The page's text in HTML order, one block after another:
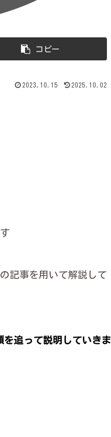
コピー
2023.10.15 2025.10.02
記事を用いて解説して
追って説明していきま